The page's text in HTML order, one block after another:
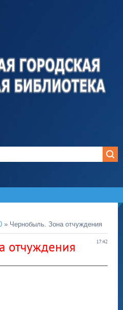
» Чернобыль. Зона отчуждения
17:42
отчуждения